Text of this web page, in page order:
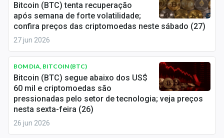
Central de Fundos Imobiliários
Central dos IPOs
Renda Fixa
Finanças Pessoais
Mercados
Economia
Bitcoin (BTC) tenta recuperação
após semana de forte volatilidade;
confira preços das criptomoedas neste sábado (27)
27 jun 2026
BOM DIA, BITCOIN (BTC)
Bitcoin (BTC) segue abaixo dos US$
60 mil e criptomoedas são
pressionadas pelo setor de tecnologia; veja preços
nesta sexta-feira (26)
26 jun 2026